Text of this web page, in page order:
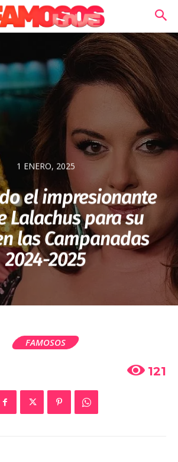
1 ENERO, 2025
el impresionante
Lalachus para su
las Campanadas
2024-2025
FAMOSOS
121